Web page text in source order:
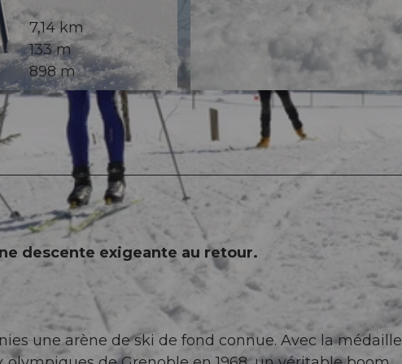
© Maurin Bisig, UNESCO Biosphäre Entlebuch
7,14 km
133 m
898 m
descente exigeante au retour.
une arène de ski de fond connue. Avec la médaille